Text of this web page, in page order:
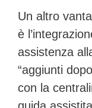
Un altro
è
assistenza
“aggiunti
con la